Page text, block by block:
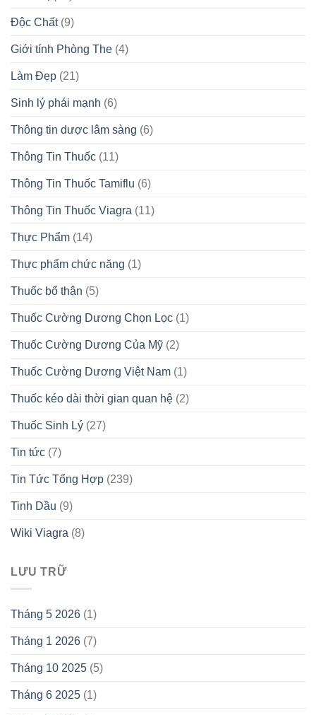
Độc Chất(9)
Giới tính Phòng The (4)
Làm Đẹp (21)
Sinh lý phái mạnh (6)
Thông tin dược lâm sàng (6)
Thông Tin Thuốc (11)
Thông Tin Thuốc Tamiflu (6)
Thông Tin Thuốc Viagra (11)
Thực Phẩm (14)
Thực phẩm chức năng (1)
Thuốc bổ thận (5)
Thuốc Cường Dương Chọn Lọc (1)
Thuốc Cường Dương Của Mỹ (2)
Thuốc Cường Dương Việt Nam (1)
Thuốc kéo dài thời gian quan hệ (2)
Thuốc Sinh Lý (27)
Tin tức (7)
Tin Tức Tổng Hợp (239)
Tinh Dầu (9)
Wiki Viagra (8)
LƯU TRỮ
Tháng 5 2026 (1)
Tháng 1 2026 (7)
Tháng 10 2025 (5)
Tháng 6 2025 (1)